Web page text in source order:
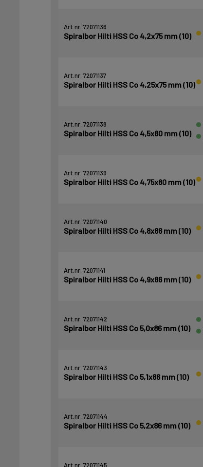
Art.nr. 72071136
Spiralbor Hilti HSS Co 4,2x75 mm (10)
Art.nr. 72071137
Spiralbor Hilti HSS Co 4,25x75 mm (10)
Art.nr. 72071138
Spiralbor Hilti HSS Co 4,5x80 mm (10)
Art.nr. 72071139
Spiralbor Hilti HSS Co 4,75x80 mm (10)
Art.nr. 72071140
Spiralbor Hilti HSS Co 4,8x86 mm (10)
Art.nr. 72071141
Spiralbor Hilti HSS Co 4,9x86 mm (10)
Art.nr. 72071142
Spiralbor Hilti HSS Co 5,0x86 mm (10)
Art.nr. 72071143
Spiralbor Hilti HSS Co 5,1x86 mm (10)
Art.nr. 72071144
Spiralbor Hilti HSS Co 5,2x86 mm (10)
Art.nr. 72071145